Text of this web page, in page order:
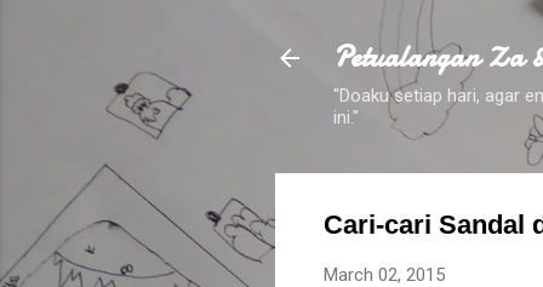
Petualangan Za
"Doaku setiap hari, agar
ini."
Cari-cari Sandal
March 02, 2015